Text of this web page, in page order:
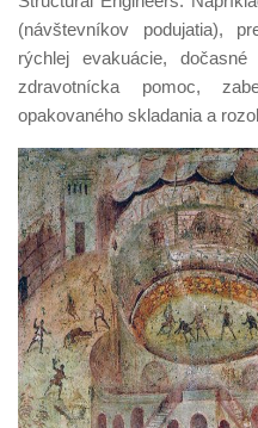
(návštevníkov podujatia),
rýchlej evakuácie, dočasné
zdravotnícka pomoc,
opakovaného skladania a